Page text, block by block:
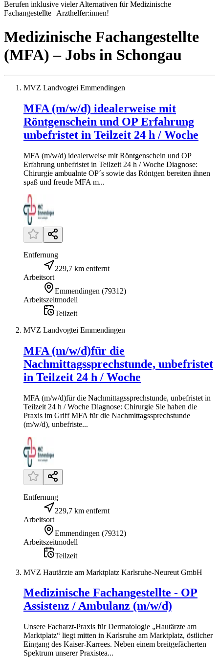
Berufen inklusive vieler Alternativen für Medizinische
Fachangestellte | Arzthelfer:innen!
Medizinische Fachangestellte
(MFA) – Jobs in Schongau
MVZ Landvogtei Emmendingen
MFA (m/w/d) idealerweise mit
Röntgenschein und OP Erfahrung
unbefristet in Teilzeit 24 h / Woche
MFA (m/w/d) idealerweise mit Röntgenschein und OP
Erfahrung unbefristet in Teilzeit 24 h / Woche Diagnose:
Chirurgie ambualnte OP´s sowie das Röntgen bereiten ihnen
spaß und freude MFA m...
Entfernung
229,7 km entfernt
Arbeitsort
Emmendingen (79312)
Arbeitszeitmodell
Teilzeit
MVZ Landvogtei Emmendingen
MFA (m/w/d)für die
Nachmittagssprechstunde, unbefristet
in Teilzeit 24 h / Woche
MFA (m/w/d)für die Nachmittagssprechstunde, unbefristet in
Teilzeit 24 h / Woche Diagnose: Chirurgie Sie haben die
Praxis im Griff MFA für die Nachmittagssprechstunde
(m/w/d), unbefriste...
Entfernung
229,7 km entfernt
Arbeitsort
Emmendingen (79312)
Arbeitszeitmodell
Teilzeit
MVZ Hautärzte am Marktplatz Karlsruhe-Neureut GmbH
Medizinische Fachangestellte - OP
Assistenz / Ambulanz (m/w/d)
Unsere Facharzt-Praxis für Dermatologie „Hautärzte am
Marktplatz“ liegt mitten in Karlsruhe am Marktplatz, östlicher
Eingang des Kaiser-Karrees. Neben einem breitgefächerten
Spektrum unserer Praxistea...